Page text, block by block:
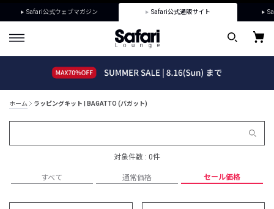
Safari公式ウェブマガジン Safari公式通販サイト
ホーム ラッピングキット | BAGATTO (バガット)
対象件数 : 0件
すべて 通常価格 セール価格